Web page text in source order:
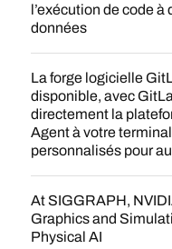
l’exécution de code à
données
La forge logicielle
disponible, avec
directement la
Agent à votre
personnalisés pour
At SIGGRAPH,
Graphics and
Physical AI